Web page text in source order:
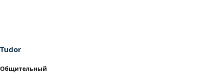
Tudor
Общительный